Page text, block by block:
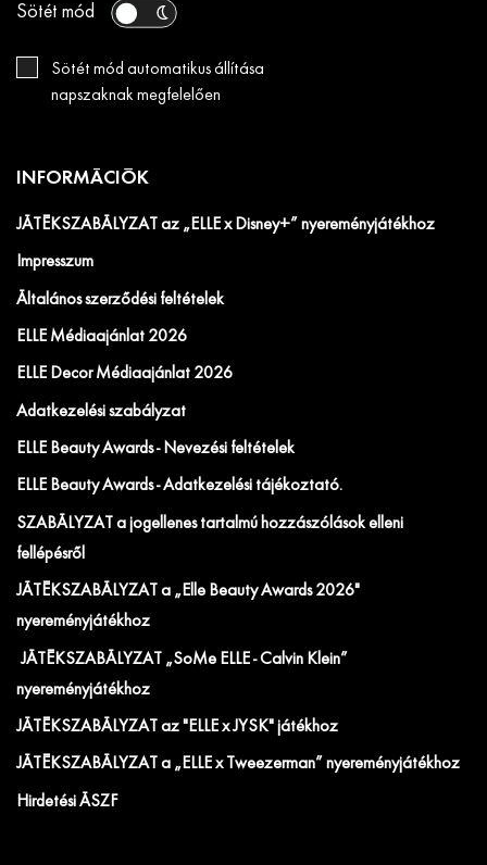
Sötét mód
Sötét mód automatikus állítása
napszaknak megfelelően
INFORMÁCIÓK
JÁTÉKSZABÁLYZAT az „ELLE x Disney+” nyereményjátékhoz
Impresszum
Általános szerződési feltételek
ELLE Médiaajánlat 2026
ELLE Decor Médiaajánlat 2026
Adatkezelési szabályzat
ELLE Beauty Awards - Nevezési feltételek
ELLE Beauty Awards - Adatkezelési tájékoztató.
SZABÁLYZAT a jogellenes tartalmú hozzászólások elleni
fellépésről
JÁTÉKSZABÁLYZAT a „Elle Beauty Awards 2026"
nyereményjátékhoz
JÁTÉKSZABÁLYZAT „SoMe ELLE - Calvin Klein”
nyereményjátékhoz
JÁTÉKSZABÁLYZAT az "ELLE x JYSK" játékhoz
JÁTÉKSZABÁLYZAT a „ELLE x Tweezerman” nyereményjátékhoz
Hirdetési ÁSZF